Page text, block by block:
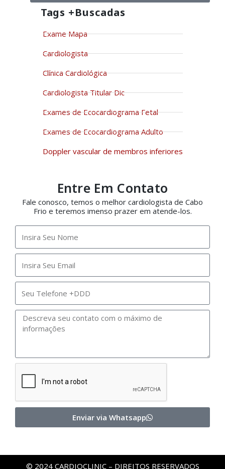
Tags +buscadas
Exame Mapa
Cardiologista
Clínica Cardiológica
Cardiologista Titular Dic
Exames de Ecocardiograma Fetal
Exames de Ecocardiograma Adulto
Doppler vascular de membros inferiores
Entre Em Contato
Fale conosco, temos o melhor cardiologista de Cabo
Frio e teremos imenso prazer em atende-los.
Enviar via Whatsapp
© 2024 CARDIOCLINIC – DIREITOS RESERVADOS